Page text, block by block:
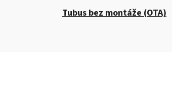
Tubus bez montáže (OTA)